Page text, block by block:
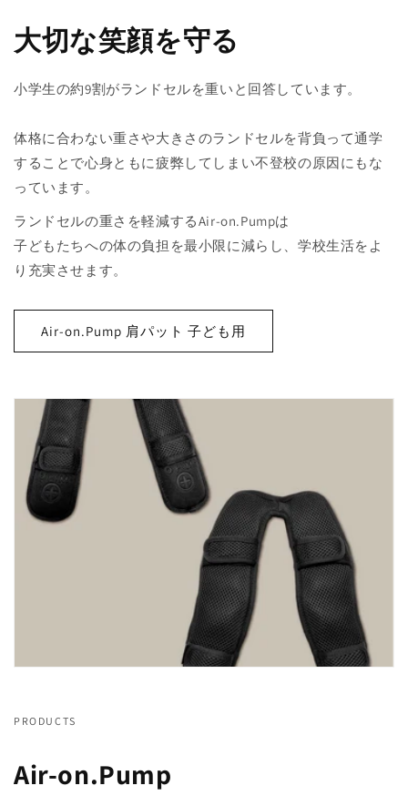
大切な笑顔を守る
小学生の約9割がランドセルを重いと回答しています。
体格に合わない重さや大きさのランドセルを背負って通学
することで心身ともに疲弊してしまい不登校の原因にもな
っています。
ランドセルの重さを軽減するAir-on.Pumpは
子どもたちへの体の負担を最小限に減らし、学校生活をよ
り充実させます。
Air-on.Pump 肩パット 子ども用
PRODUCTS
Air-on.Pump